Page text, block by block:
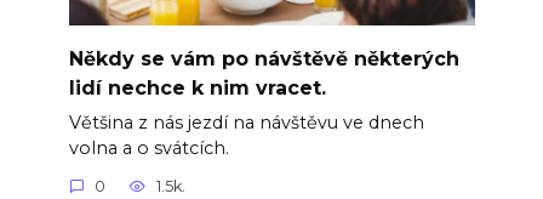
Někdy se vám po návštěvě některých
lidí nechce k nim vracet.
Většina z nás jezdí na návštěvu ve dnech
volna a o svátcích.
0 1.5k.